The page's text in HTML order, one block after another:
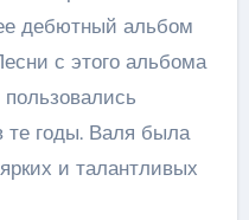
дебютный альбом
с этого альбома
те годы. Валя была
и талантливых